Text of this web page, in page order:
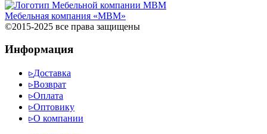
Мебельная компания «МВМ»
©2015-2025 все права защищены
Информация
▹Доставка
▹Возврат
▹Оплата
▹Оптовику
▹О компании